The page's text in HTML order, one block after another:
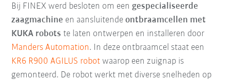
Bij FINEX werd besloten om een gespecialiseerde
zaagmachine en aansluitendeontbraamcellen met
KUKA robots te laten ontwerpen en installeren door
Manders Automation. In deze ontbraamcel staat een
KR6 R900 AGILUS robot waarop een zuignap is
gemonteerd. De robot werkt met diverse snelheden op